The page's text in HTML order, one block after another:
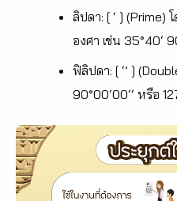
ลิปดา: [ ‘ ] (Prime)
องศา เช่น 35°40‘
ฟิลิปดา: [ ‘’ ]
90°00‘00‘‘ หรือ